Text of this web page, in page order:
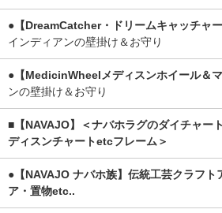
●【DreamCatcher・ドリームキャッチャー
インディアンの壁掛け＆お守り
●【MedicinWheelメディスンホイール＆マ
ンの壁掛け＆お守り
■【NAVAJO】＜ナバホラグのダイチャー
ディスンチャートetcフレーム＞
●【NAVAJO ナバホ族】伝統工芸クラフト
ア・置物etc..